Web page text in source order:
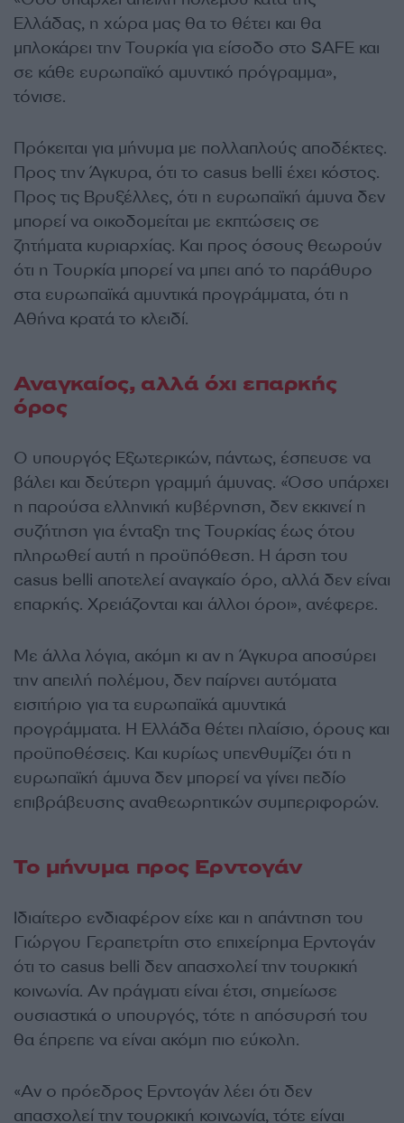
Ελλάδας, η χώρα μας θα το θέτει και θα
μπλοκάρει την Τουρκία για είσοδο στο SAFE και
σε κάθε ευρωπαϊκό αμυντικό πρόγραμμα»,
τόνισε.
Πρόκειται για μήνυμα με πολλαπλούς αποδέκτες.
Προς την Άγκυρα, ότι το casus belli έχει κόστος.
Προς τις Βρυξέλλες, ότι η ευρωπαϊκή άμυνα δεν
μπορεί να οικοδομείται με εκπτώσεις σε
ζητήματα κυριαρχίας. Και προς όσους θεωρούν
ότι η Τουρκία μπορεί να μπει από το παράθυρο
στα ευρωπαϊκά αμυντικά προγράμματα, ότι η
Αθήνα κρατά το κλειδί.
Αναγκαίος, αλλά όχι επαρκής
όρος
Ο υπουργός Εξωτερικών, πάντως, έσπευσε να
βάλει και δεύτερη γραμμή άμυνας. «Όσο υπάρχει
η παρούσα ελληνική κυβέρνηση, δεν εκκινεί η
συζήτηση για ένταξη της Τουρκίας έως ότου
πληρωθεί αυτή η προϋπόθεση. Η άρση του
casus belli αποτελεί αναγκαίο όρο, αλλά δεν είναι
επαρκής. Χρειάζονται και άλλοι όροι», ανέφερε.
Με άλλα λόγια, ακόμη κι αν η Άγκυρα αποσύρει
την απειλή πολέμου, δεν παίρνει αυτόματα
εισιτήριο για τα ευρωπαϊκά αμυντικά
προγράμματα. Η Ελλάδα θέτει πλαίσιο, όρους και
προϋποθέσεις. Και κυρίως υπενθυμίζει ότι η
ευρωπαϊκή άμυνα δεν μπορεί να γίνει πεδίο
επιβράβευσης αναθεωρητικών συμπεριφορών.
Το μήνυμα προς Ερντογάν
Ιδιαίτερο ενδιαφέρον είχε και η απάντηση του
Γιώργου Γεραπετρίτη στο επιχείρημα Ερντογάν
ότι το casus belli δεν απασχολεί την τουρκική
κοινωνία. Αν πράγματι είναι έτσι, σημείωσε
ουσιαστικά ο υπουργός, τότε η απόσυρσή του
θα έπρεπε να είναι ακόμη πιο εύκολη.
«Αν ο πρόεδρος Ερντογάν λέει ότι δεν
απασχολεί την τουρκική κοινωνία, τότε είναι